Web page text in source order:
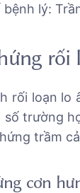
bệnh lý:
rối
rối loạn lo
trường
trầm
cơn